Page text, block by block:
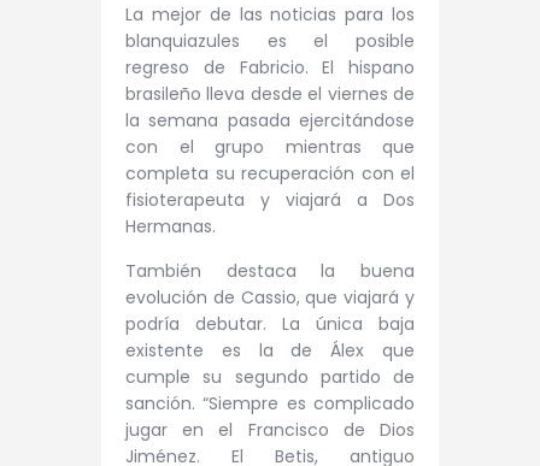
La mejor de las noticias para los
blanquiazules es el posible
regreso de Fabricio. El hispano
brasileño lleva desde el viernes de
la semana pasada ejercitándose
con el grupo mientras que
completa su recuperación con el
fisioterapeuta y viajará a Dos
Hermanas.
También destaca la buena
evolución de Cassio, que viajará y
podría debutar. La única baja
existente es la de Álex que
cumple su segundo partido de
sanción. “Siempre es complicado
jugar en el Francisco de Dios
Jiménez. El Betis, antiguo